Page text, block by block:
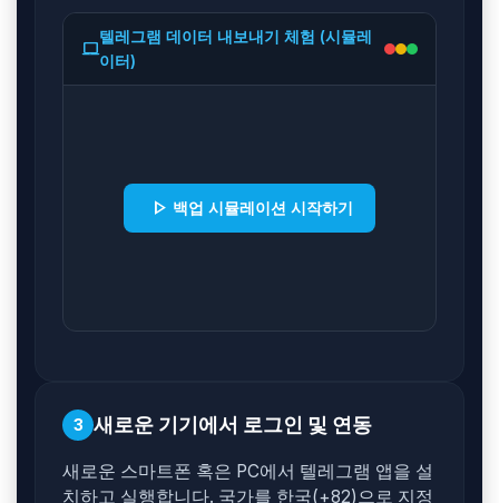
laptop_mac
텔레그램 데이터 내보내기 체험 (시뮬레
이터)
play_arrow 백업 시뮬레이션 시작하기
3 새로운 기기에서 로그인 및 연동
새로운 스마트폰 혹은 PC에서 텔레그램 앱을 설
치하고 실행합니다. 국가를 한국(+82)으로 지정